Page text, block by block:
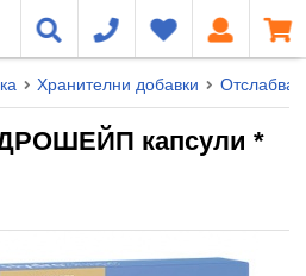
Хранителни добавки
капсули *